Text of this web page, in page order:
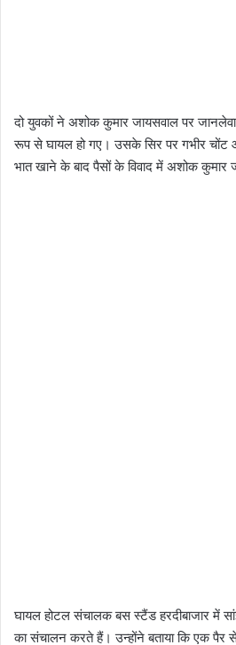
दो युवकों ने अशोक कुमार जायसवाल पर
रूप से घायल हो गए। उसके सिर पर गभीर चोंट
भात खाने के बाद पैसों के विवाद में अशोक कुमार
घायल होटल संचालक बस स्टैंड हरदीबाजार में
का संचालन करते हैं। उन्होंने बताया कि एक पैर